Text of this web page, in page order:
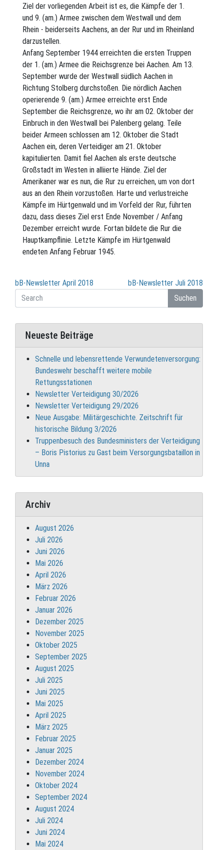
Ziel der vorliegenden Arbeit ist es, die Kämpfe der 1.
und 9. (am.) Armee zwischen dem Westwall und dem
Rhein - beiderseits Aachens, an der Rur und im Rheinland
darzustellen.
Anfang September 1944 erreichten die ersten Truppen
der 1. (am.) Armee die Reichsgrenze bei Aachen. Am 13.
September wurde der Westwall südlich Aachen in
Richtung Stolberg durchstoßen. Die nördlich Aachen
operierende 9. (am.) Armee erreichte erst Ende
September die Reichsgrenze, wo ihr am 02. Oktober der
Einbruch in den Westwall bei Palenberg gelang. Teile
beider Armeen schlossen am 12. Oktober die Stadt
Aachen ein, deren Verteidiger am 21. Oktober
kapitulierten. Damit fiel Aachen als erste deutsche
Großstadt im Westen in alliierte Hände. Ziel der
Amerikaner war es nun, die Rur zu erreichen, um von dort
aus an den Rhein vorzustoßen. Harte und verlustreiche
Kämpfe im Hürtgenwald und im Vorfeld der Rur, führten
dazu, dass dieses Ziel erst Ende November / Anfang
Dezember erreicht wurde. Fortan bildete die Rur die
Hauptkampflinie. Letzte Kämpfe im Hürtgenwald
endeten Anfang Februar 1945.
Beitragsnavigation
bB-Newsletter April 2018
bB-Newsletter Juli 2018
Suchen
Neueste Beiträge
Schnelle und lebensrettende Verwundetenversorgung:
Bundeswehr beschafft weitere mobile
Rettungsstationen
Newsletter Verteidigung 30/2026
Newsletter Verteidigung 29/2026
Neue Ausgabe: Militärgeschichte. Zeitschrift für
historische Bildung 3/2026
Truppenbesuch des Bundesministers der Verteidigung
– Boris Pistorius zu Gast beim Versorgungsbataillon in
Unna
Archiv
August 2026
Juli 2026
Juni 2026
Mai 2026
April 2026
März 2026
Februar 2026
Januar 2026
Dezember 2025
November 2025
Oktober 2025
September 2025
August 2025
Juli 2025
Juni 2025
Mai 2025
April 2025
März 2025
Februar 2025
Januar 2025
Dezember 2024
November 2024
Oktober 2024
September 2024
August 2024
Juli 2024
Juni 2024
Mai 2024